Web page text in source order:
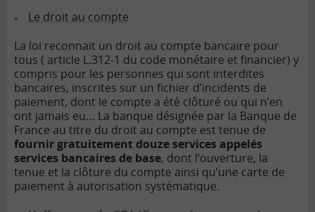
Le droit au compte
La loi reconnait un droit au compte bancaire pour
tous ( article L.312-1 du code monétaire et financier) y
compris pour les personnes qui sont interdites
bancaires, inscrites sur un fichier d’incidents de
paiement, dont le compte a été clôturé ou qui n’en
ont jamais eu… La banque désignée par la Banque de
France au titre du droit au compte est tenue de
fournir gratuitement douze services appelés
services bancaires de base, dont l’ouverture, la
tenue et la clôture du compte ainsi qu’une carte de
paiement à autorisation systématique.